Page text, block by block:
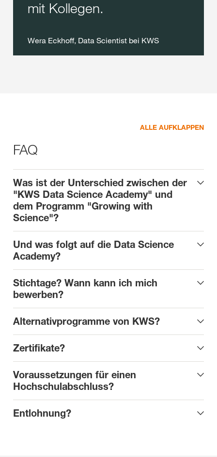
mit Kollegen.
Wera Eckhoff, Data Scientist bei KWS
ALLE AUFKLAPPEN
FAQ
Was ist der Unterschied zwischen der
"KWS Data Science Academy" und
dem Programm "Growing with
Science"?
Und was folgt auf die Data Science
Academy?
Stichtage? Wann kann ich mich
bewerben?
Alternativprogramme von KWS?
Zertifikate?
Voraussetzungen für einen
Hochschulabschluss?
Entlohnung?